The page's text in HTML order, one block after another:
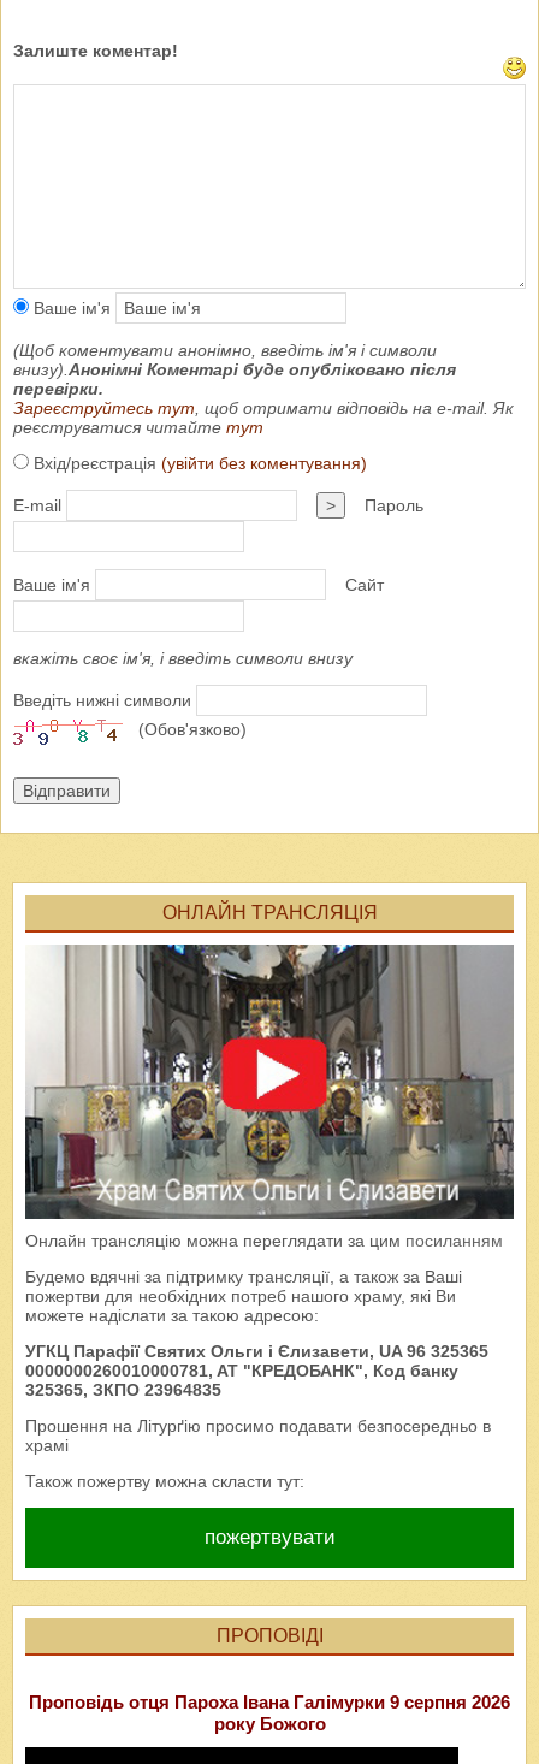
Залиште коментар!
Ваше ім'я
(Щоб коментувати анонімно, введіть ім'я і символи
внизу). Анонімні Коментарі буде опубліковано після
перевірки.
Зареєструйтесь тут , щоб отримати відповідь на e-mail. Як
реєструватися читайте тут
Вхід/реєстрація (увійти без коментування)
E-mail > Пароль
Ваше ім'я Сайт
вкажіть своє ім'я, і введіть символи внизу
Введіть нижні символи
(Обов'язково)
Відправити
ОНЛАЙН ТРАНСЛЯЦІЯ
Онлайн трансляцію можна переглядати за цим посиланням
Будемо вдячні за підтримку трансляції, а також за Ваші
пожертви для необхідних потреб нашого храму, які Ви
можете надіслати за такою адресою:
УГКЦ Парафії Святих Ольги і Єлизавети, UA 96 325365
0000000260010000781, AT "КРЕДОБАНК", Код банку
325365, ЗКПО 23964835
Прошення на Літурґію просимо подавати безпосередньо в
храмі
Також пожертву можна скласти тут:
пожертвувати
ПРОПОВІДІ
Проповідь отця Пароха Івана Галімурки 9 серпня 2026
року Божого